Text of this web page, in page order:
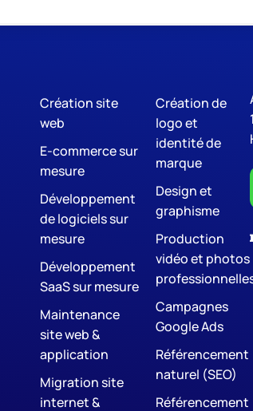
Digital
Création site
web
E-commerce sur
mesure
Développement
de logiciels sur
mesure
Développement
SaaS sur mesure
Maintenance
site web &
application
Migration site
internet &
Création de
logo et
identité de
marque
Design et
graphisme
Production
vidéo et photos
Campagnes
Google Ads
Référencement
naturel (SEO)
Référencement